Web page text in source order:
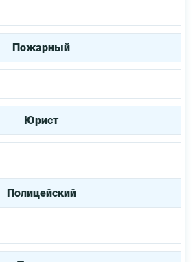
Пожарный
Юрист
Полицейский